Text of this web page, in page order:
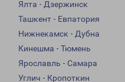
Ялта - Дзержинск
Ташкент - Евпатория
Нижнекамск - Дубна
Кинешма - Тюмень
Ярославль - Самара
Углич - Кропоткин